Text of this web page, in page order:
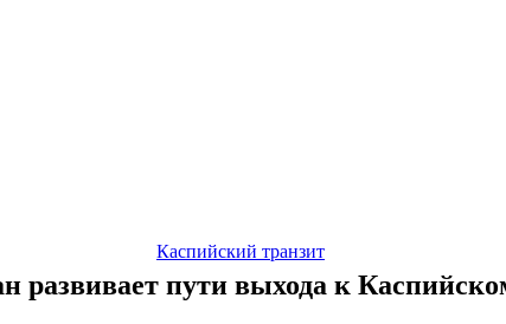
Каспийский транзит
развивает пути выхода к